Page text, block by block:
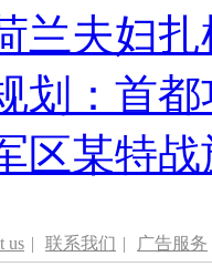
兰夫妇
划：首
区某特
us | 联系我们 | 广告服务